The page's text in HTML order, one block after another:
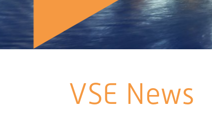
VSE News